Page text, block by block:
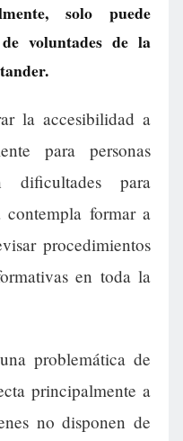
solo puede
voluntades de la
la accesibilidad a
para personas
dificultades para
contempla formar a
procedimientos
en toda la
problemática de
principalmente a
no disponen de